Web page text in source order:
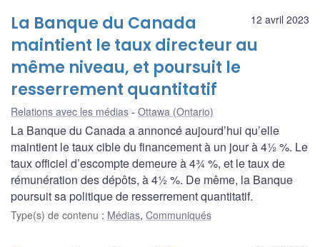
12 avril 2023
La Banque du Canada
maintient le taux directeur au
même niveau, et poursuit le
resserrement quantitatif
Relations avec les médias Ottawa (Ontario)
La Banque du Canada a annoncé aujourd’hui qu’elle
maintient le taux cible du financement à un jour à 4½ %. Le
taux officiel d’escompte demeure à 4¾ %, et le taux de
rémunération des dépôts, à 4½ %. De même, la Banque
poursuit sa politique de resserrement quantitatif.
Type(s) de contenu : Médias, Communiqués